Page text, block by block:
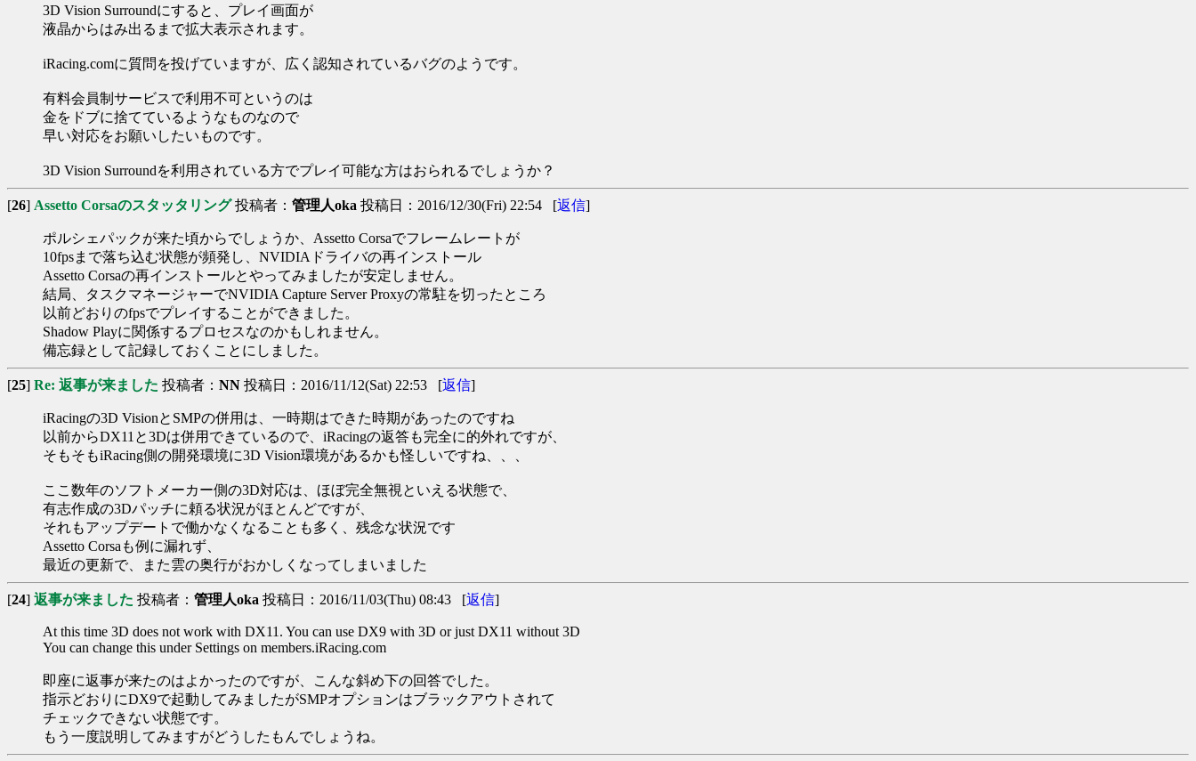
3D Vision Surroundにすると、プレイ画面が
液晶からはみ出るまで拡大表示されます。
iRacing.comに質問を投げていますが、広く認知されているバグのようです。
有料会員制サービスで利用不可というのは
金をドブに捨てているようなものなので
早い対応をお願いしたいものです。
3D Vision Surroundを利用されている方でプレイ可能な方はおられるでしょうか？
[26] Assetto Corsaのスタッタリング投稿者： 管理人oka 投稿日：2016/12/30(Fri) 22:54 [返信]
ポルシェパックが来た頃からでしょうか、Assetto Corsaでフレームレートが
10fpsまで落ち込む状態が頻発し、NVIDIAドライバの再インストール
Assetto Corsaの再インストールとやってみましたが安定しません。
結局、タスクマネージャーでNVIDIA Capture Server Proxyの常駐を切ったところ
以前どおりのfpsでプレイすることができました。
Shadow Playに関係するプロセスなのかもしれません。
備忘録として記録しておくことにしました。
[25] Re: 返事が来ました 投稿者： NN 投稿日：2016/11/12(Sat) 22:53 [返信]
iRacingの3D VisionとSMPの併用は、一時期はできた時期があったのですね
以前からDX11と3Dは併用できているので、iRacingの返答も完全に的外れですが、
そもそもiRacing側の開発環境に3D Vision環境があるかも怪しいですね、、、
ここ数年のソフトメーカー側の3D対応は、ほぼ完全無視といえる状態で、
有志作成の3Dパッチに頼る状況がほとんどですが、
それもアップデートで働かなくなることも多く、残念な状況です
Assetto Corsaも例に漏れず、
最近の更新で、また雲の奥行がおかしくなってしまいました
[24] 返事が来ました 投稿者： 管理人oka 投稿日：2016/11/03(Thu) 08:43 [返信]
At this time 3D does not work with DX11. You can use DX9 with 3D or just DX11 without 3D
You can change this under Settings on members.iRacing.com
即座に返事が来たのはよかったのですが、こんな斜め下の回答でした。
指示どおりにDX9で起動してみましたがSMPオプションはブラックアウトされて
チェックできない状態です。
もう一度説明してみますがどうしたもんでしょうね。